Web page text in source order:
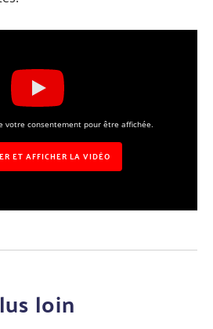
votre consentement pour être affichée.
ET AFFICHER LA VIDÉO
loin